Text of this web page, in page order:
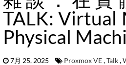
TALK: Virtual
Physical
7月 25, 2025 Proxmox VE,Talk,